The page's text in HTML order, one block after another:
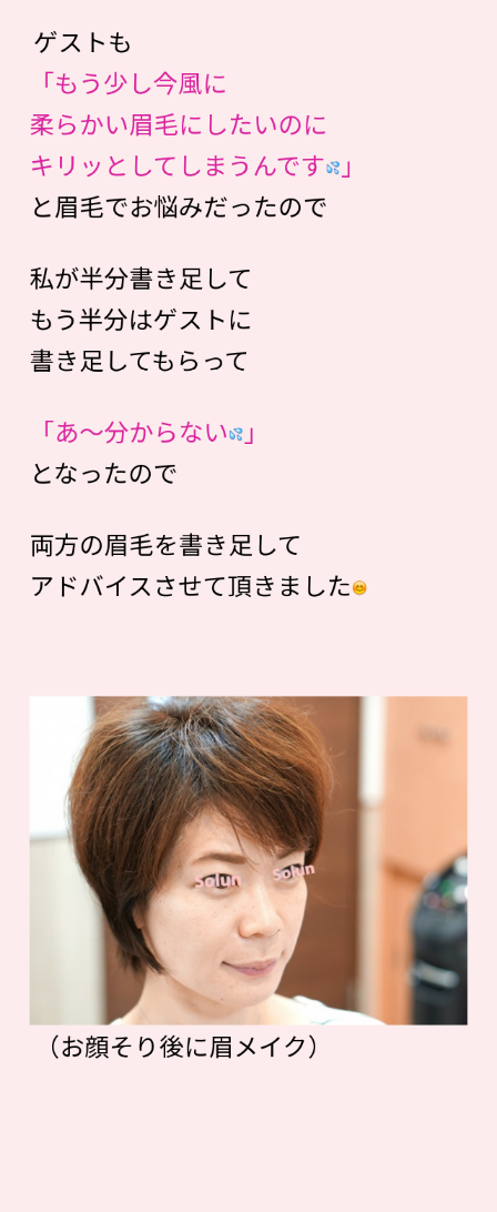
ゲストも
「もう少し今風に
柔らかい眉毛にしたいのに
キリッとしてしまうんです
」
と眉毛でお悩みだったので
私が半分書き足して
もう半分はゲストに
書き足してもらって
「あ〜分からない 」
となったので
両方の眉毛を書き足して
アドバイスさせて頂きました
（お顔そり後に眉メイク）